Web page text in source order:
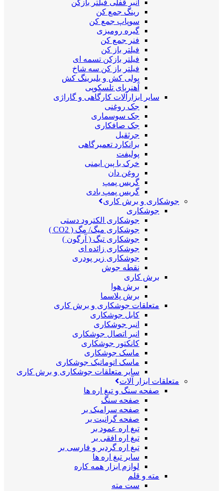
انبر قفلی فیلتر بازکن
رینگ جمع کن
سوپاپ جمع کن
گیره رومیزی
فنر جمع کن
فیلتر باز کن
فیلتر بازکن تسمه ای
فیلتر باز کن سه شاخ
پولی کش و بلبرینگ کش
آهنربای تلسکوپی
سایر ابزارآلات کارگاهی و گاراژی
جک روغنی
جک سوسماری
جک صافکاری
جرثقیل
برانکارد تعمیرگاهی
پولیفت
خرک با پین ایمنی
روغن دان
گریس پمپ
گریس پمپ بادی
جوشکاری و برش کاری
جوشکاری
جوشکاری الکترود دستی
جوشکاری میگ/ مگ ( CO2 )
جوشکاری تیگ ( آرگون )
جوشکاری زائده ای
جوشکاری زیر پودری
نقطه جوش
برش کاری
برش هوا
برش پلاسما
متعلقات جوشکاری و برش کاری
کابل جوشکاری
انبر جوشکاری
انبر اتصال جوشکاری
کانکتور جوشکاری
ماسک جوشکاری
ماسک اتوماتیک جوشکاری
سایر متعلقات جوشکاری و برش کاری
متعلقات ابزار آلات
صفحه سنگ و تیغ اره ها
صفحه سنگ
صفحه سرامیک بر
صفحه گرانیت بر
تیغ اره عمود بر
تیغ اره افقی بر
تیغ اره گردبر و فارسی بر
سایر تیغ اره ها
لوازم ابزار همه کاره
مته و قلم
ست مته